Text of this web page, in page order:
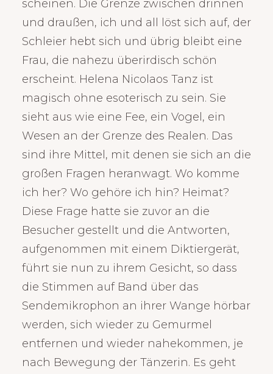
scheinen. Die Grenze zwischen drinnen
und draußen, ich und all löst sich auf, der
Schleier hebt sich und übrig bleibt eine
Frau, die nahezu überirdisch schön
erscheint. Helena Nicolaos Tanz ist
magisch ohne esoterisch zu sein. Sie
sieht aus wie eine Fee, ein Vogel, ein
Wesen an der Grenze des Realen. Das
sind ihre Mittel, mit denen sie sich an die
großen Fragen heranwagt. Wo komme
ich her? Wo gehöre ich hin? Heimat?
Diese Frage hatte sie zuvor an die
Besucher gestellt und die Antworten,
aufgenommen mit einem Diktiergerät,
führt sie nun zu ihrem Gesicht, so dass
die Stimmen auf Band über das
Sendemikrophon an ihrer Wange hörbar
werden, sich wieder zu Gemurmel
entfernen und wieder nahekommen, je
nach Bewegung der Tänzerin. Es geht